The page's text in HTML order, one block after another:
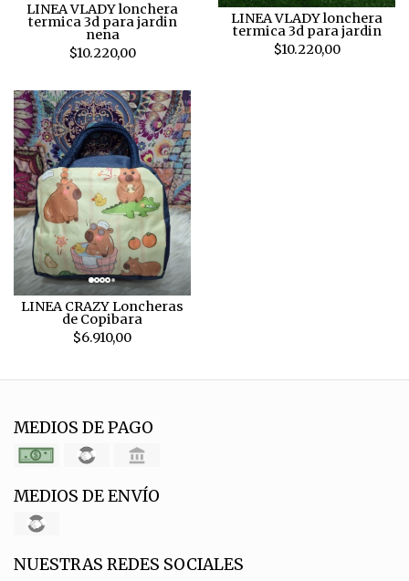
LINEA VLADY lonchera
termica 3d para jardin
nena
$10.220,00
LINEA VLADY lonchera
termica 3d para jardin
$10.220,00
LINEA CRAZY Loncheras
de Copibara
$6.910,00
MEDIOS DE PAGO
MEDIOS DE ENVÍO
NUESTRAS REDES SOCIALES